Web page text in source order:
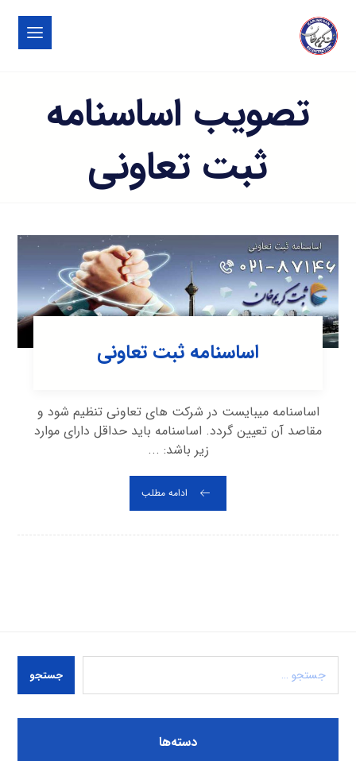
تصویب اساسنامه
ثبت تعاونی
اساسنامه ثبت تعاونی
اساسنامه میبایست در شرکت های تعاونی تنظیم شود و
مقاصد آن تعیین گردد. اساسنامه باید حداقل دارای موارد
زیر باشد: ...
ادامه مطلب
جستجو
دسته‌ها